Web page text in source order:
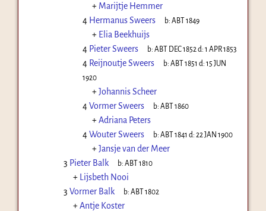
+ Marijtje Hemmer
4 Hermanus Sweers b:ABT 1849
+ Elia Beekhuijs
4 Pieter Sweers b:ABT DEC 1852 d:1 APR 1853
4 Reijnoutje Sweers b:ABT 1851 d:15 JUN
1920
+Johannis Scheer
4Vormer Sweers b:ABT 1860
+Adriana Peters
4Wouter Sweers b:ABT 1841 d:22 JAN 1900
+Jansje van der Meer
3 Pieter Balk b:ABT 1810
+ Lijsbeth Nooi
3 Vormer Balk b:ABT 1802
+Antje Koster